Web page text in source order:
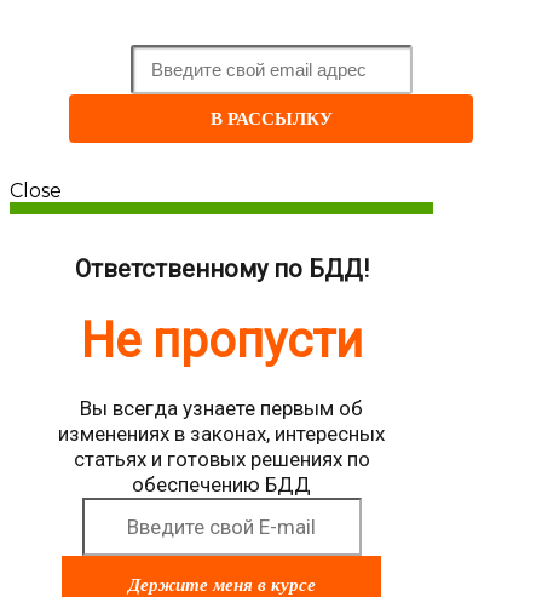
В РАССЫЛКУ
Close
Ответственному по БДД!
Не пропусти
Вы всегда узнаете первым об
изменениях в законах, интересных
статьях и готовых решениях по
обеспечению БДД
Держите меня в курсе